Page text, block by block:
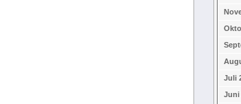
Juli
Juni